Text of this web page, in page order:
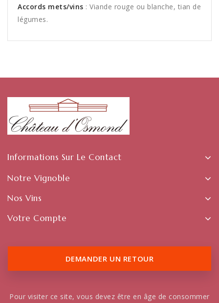
Accords mets/vins : Viande rouge ou blanche, tian de
légumes.
Informations Sur Le Contact
Notre Vignoble
Nos Vins
Votre Compte
DEMANDER UN RETOUR
Pour visiter ce site, vous devez être en âge de consommer